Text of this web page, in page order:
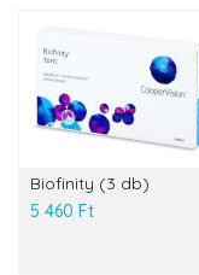
Biofinity (3 db)
5 460 Ft